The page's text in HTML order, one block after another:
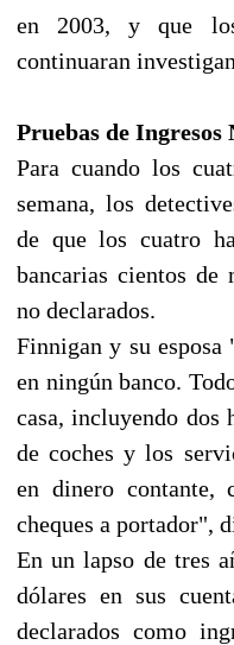
en 2003, y que
continuaran
Pruebas de Ingresos
Para cuando los
semana, los
de que los cuatro
bancarias cientos de
no declarados.
Finnigan y su
en ningún banco.
casa, incluyendo dos
de coches y los
en dinero contante,
cheques a portador",
En un lapso de tres
dólares en sus
declarados como